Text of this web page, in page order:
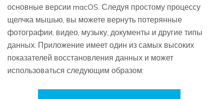
основные версии macOS. Следуя простому процессу
щелчка мышью, вы можете вернуть потерянные
фотографии, видео, музыку, документы и другие типы
данных. Приложение имеет один из самых высоких
показателей восстановления данных и может
использоваться следующим образом: